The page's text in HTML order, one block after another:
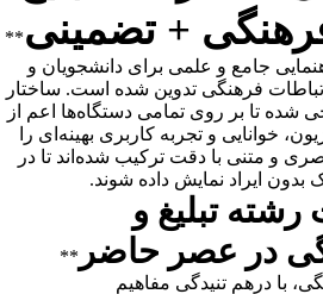
+ تضمینی**
جامع و علمی برای دانشجویان و
فرهنگی تدوین شده است. ساختار
شده تا بر روی تمامی دستگاه‌ها اعم از
خوانایی و تجربه کاربری بهینه‌ای را
و متنی با دقت ترکیب شده‌اند تا در
بدون ایراد نمایش داده شوند.
تبلیغ و
در عصر حاضر **
با درهم تنیدگی مفاهیم